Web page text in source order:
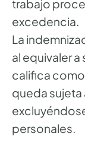
trabajo
excedencia.
La
al equivaler
califica
queda sujeta